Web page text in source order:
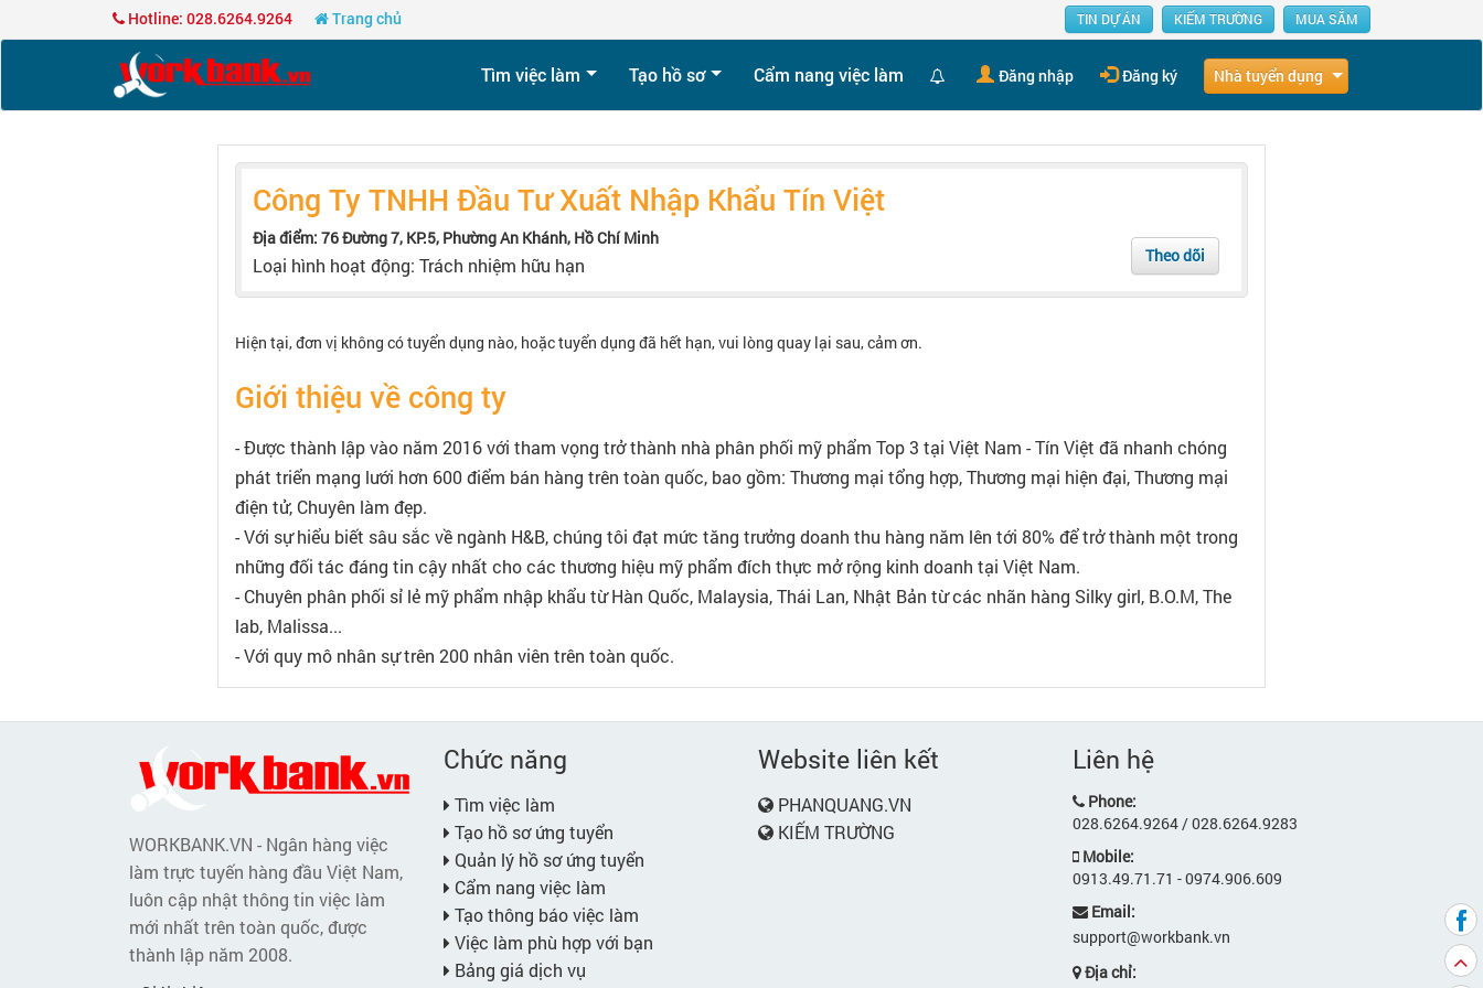
Hotline: 028.6264.9264 Trang chủ TIN DỰ ÁN KIẾM TRƯỜNG MUA SẮM
Tìm việc làm Tạo hồ sơ Cẩm nang việc làm Đăng nhập Đăng ký Nhà tuyển dụng
Công Ty TNHH Đầu Tư Xuất Nhập Khẩu Tín Việt
Địa điểm: 76 Đường 7, KP.5, Phường An Khánh, Hồ Chí Minh
Loại hình hoạt động: Trách nhiệm hữu hạn Theo dõi
Hiện tại, đơn vị không có tuyển dụng nào, hoặc tuyển dụng đã hết hạn, vui lòng quay lại sau, cảm ơn.
Giới thiệu về công ty
- Được thành lập vào năm 2016 với tham vọng trở thành nhà phân phối mỹ phẩm Top 3 tại Việt Nam - Tín Việt đã nhanh chóng
phát triển mạng lưới hơn 600 điểm bán hàng trên toàn quốc, bao gồm: Thương mại tổng hợp, Thương mại hiện đại, Thương mại
điện tử, Chuyên làm đẹp.
- Với sự hiểu biết sâu sắc về ngành H&B, chúng tôi đạt mức tăng trưởng doanh thu hàng năm lên tới 80% để trở thành một trong
những đối tác đáng tin cậy nhất cho các thương hiệu mỹ phẩm đích thực mở rộng kinh doanh tại Việt Nam.
- Chuyên phân phối sỉ lẻ mỹ phẩm nhập khẩu từ Hàn Quốc, Malaysia, Thái Lan, Nhật Bản từ các nhãn hàng Silky girl, B.O.M, The
lab, Malissa...
- Với quy mô nhân sự trên 200 nhân viên trên toàn quốc.
WORKBANK.VN - Ngân hàng việc
làm trực tuyến hàng đầu Việt Nam,
luôn cập nhật thông tin việc làm
mới nhất trên toàn quốc, được
thành lập năm 2008.
Chức năng
Tìm việc làm
Tạo hồ sơ ứng tuyển
Quản lý hồ sơ ứng tuyển
Cẩm nang việc làm
Tạo thông báo việc làm
Việc làm phù hợp với bạn
Bảng giá dịch vụ
Website liên kết
PHANQUANG.VN
KIẾM TRƯỜNG
Liên hệ
Phone:
028.6264.9264 / 028.6264.9283
Mobile:
0913.49.71.71 - 0974.906.609
Email:
support@workbank.vn
Địa chỉ: